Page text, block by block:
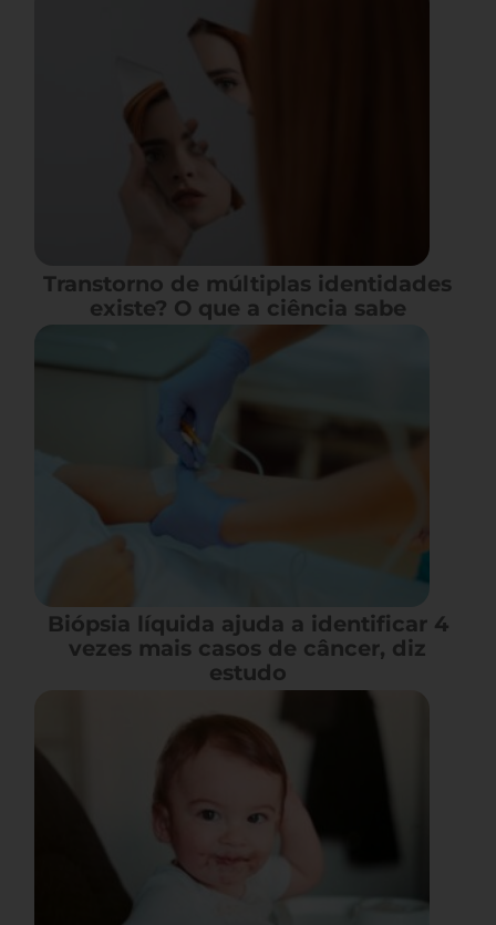
Transtorno de múltiplas identidades
existe? O que a ciência sabe
Biópsia líquida ajuda a identificar 4
vezes mais casos de câncer, diz
estudo